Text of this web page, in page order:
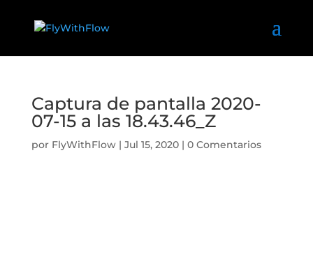
Captura de pantalla 2020-
07-15 a las 18.43.46_Z
por FlyWithFlow| Jul 15, 2020| 0 Comentarios